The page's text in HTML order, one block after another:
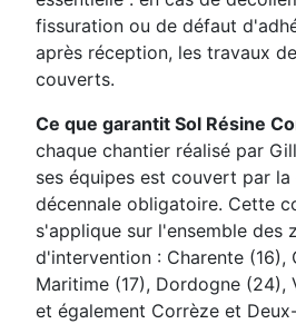
fissuration ou de défaut
après réception, les travaux
couverts.
Ce que garantit Sol Résine
chaque chantier réalisé par
ses équipes est couvert par la
décennale obligatoire. Cette
s'applique sur l'ensemble des
d'intervention : Charente (16),
Maritime (17), Dordogne (24),
et également Corrèze et